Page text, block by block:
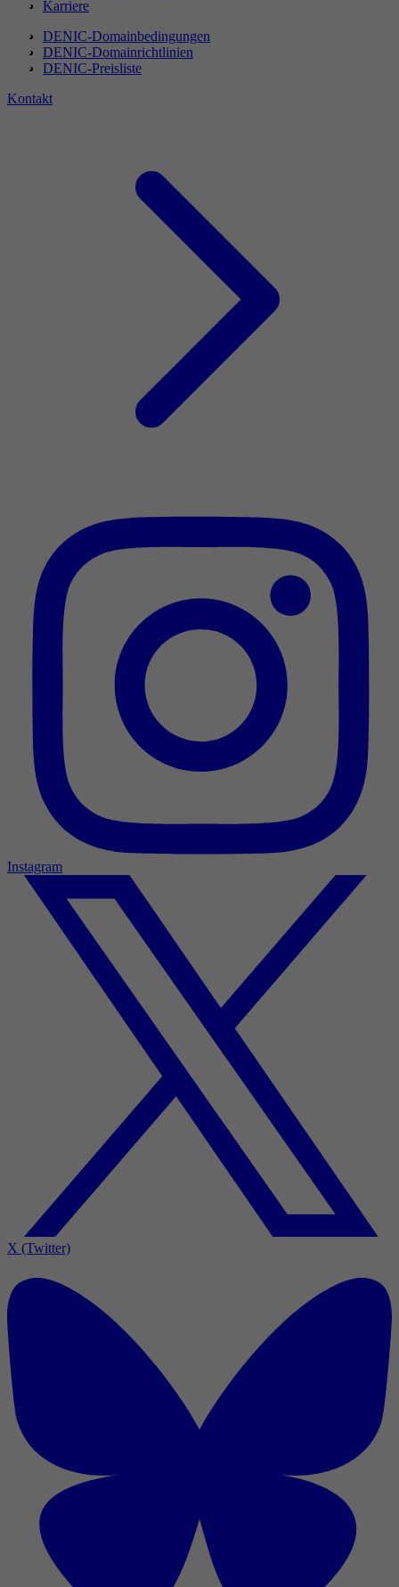
Karriere
DENIC-Domainbedingungen
DENIC-Domainrichtlinien
DENIC-Preisliste
Kontakt
Instagram
X (Twitter)